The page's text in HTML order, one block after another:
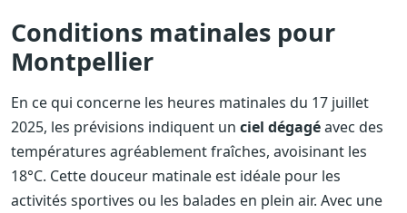
Conditions matinales pour
Montpellier
En ce qui concerne les heures matinales du 17 juillet
2025, les prévisions indiquent un ciel dégagéavec des
températures agréablement fraîches, avoisinant les
18°C. Cette douceur matinale est idéale pour les
activités sportives ou les balades en plein air. Avec une